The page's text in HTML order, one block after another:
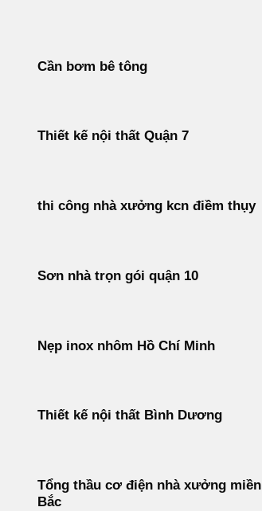
Cần bơm bê tông
Thiết kế nội thất Quận 7
thi công nhà xưởng kcn điềm thụy
Sơn nhà trọn gói quận 10
Nẹp inox nhôm Hồ Chí Minh
Thiết kế nội thất Bình Dương
Tổng thầu cơ điện nhà xưởng miền
Bắc